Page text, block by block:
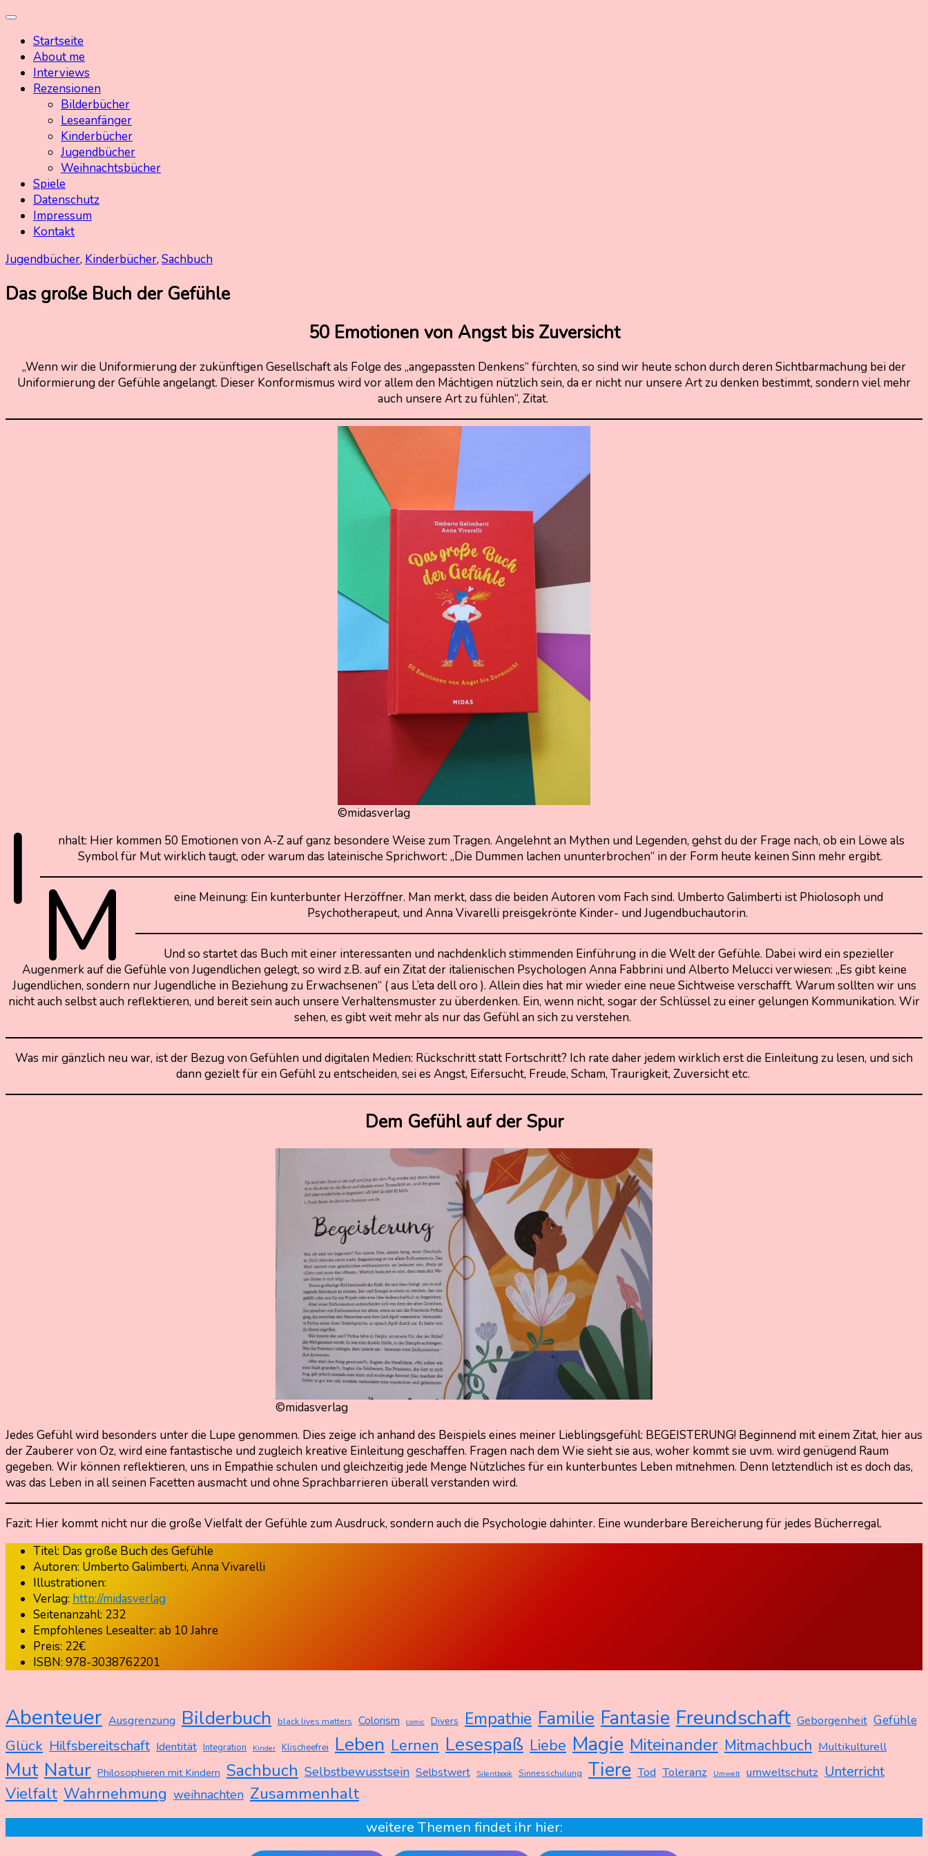
Skip
contentStartseite
About me
Interviews
Rezensionen
Bilderbücher
Leseanfänger
Kinderbücher
Jugendbücher
Weihnachtsbücher
Spiele
Datenschutz
Impressum
Kontakt
Jugendbücher, Kinderbücher, Sachbuch
Das große Buch der Gefühle
202228.
April
2022
50 Emotionen von Angst bis Zuversicht
„Wenn wir die Uniformierung der zukünftigen Gesellschaft als Folge des „angepassten Denkens“ fürchten, so sind wir heute schon durch deren Sichtbarmachung bei der
Uniformierung der Gefühle angelangt. Dieser Konformismus wird vor allem den Mächtigen nützlich sein, da er nicht nur unsere Art zu denken bestimmt, sondern viel mehr
auch unsere Art zu fühlen“, Zitat.
©midasverlag
I
nhalt: Hier kommen 50 Emotionen von A-Z auf ganz besondere Weise zum Tragen. Angelehnt an Mythen und Legenden, gehst du der Frage nach, ob ein Löwe als
Symbol für Mut wirklich taugt, oder warum das lateinische Sprichwort: „Die Dummen lachen ununterbrochen“ in der Form heute keinen Sinn mehr ergibt.
M
eine Meinung: Ein kunterbunter Herzöffner. Man merkt, dass die beiden Autoren vom Fach sind. Umberto Galimberti ist Phiolosoph und
Psychotherapeut, und Anna Vivarelli preisgekrönte Kinder- und Jugendbuchautorin.
Und so startet das Buch mit einer interessanten und nachdenklich stimmenden Einführung in die Welt der Gefühle. Dabei wird ein spezieller
Augenmerk auf die Gefühle von Jugendlichen gelegt, so wird z.B. auf ein Zitat der italienischen Psychologen Anna Fabbrini und Alberto Melucci verwiesen: „Es gibt keine
Jugendlichen, sondern nur Jugendliche in Beziehung zu Erwachsenen“ ( aus L’eta dell oro ). Allein dies hat mir wieder eine neue Sichtweise verschafft. Warum sollten wir uns
nicht auch selbst auch reflektieren, und bereit sein auch unsere Verhaltensmuster zu überdenken. Ein, wenn nicht, sogar der Schlüssel zu einer gelungen Kommunikation. Wir
sehen, es gibt weit mehr als nur das Gefühl an sich zu verstehen.
Was mir gänzlich neu war, ist der Bezug von Gefühlen und digitalen Medien: Rückschritt statt Fortschritt? Ich rate daher jedem wirklich erst die Einleitung zu lesen, und sich
dann gezielt für ein Gefühl zu entscheiden, sei es Angst, Eifersucht, Freude, Scham, Traurigkeit, Zuversicht etc.
Dem Gefühl auf der Spur
©midasverlag
Jedes Gefühl wird besonders unter die Lupe genommen. Dies zeige ich anhand des Beispiels eines meiner Lieblingsgefühl: BEGEISTERUNG! Beginnend mit einem Zitat, hier aus
der Zauberer von Oz, wird eine fantastische und zugleich kreative Einleitung geschaffen. Fragen nach dem Wie sieht sie aus, woher kommt sie uvm. wird genügend Raum
gegeben. Wir können reflektieren, uns in Empathie schulen und gleichzeitig jede Menge Nützliches für ein kunterbuntes Leben mitnehmen. Denn letztendlich ist es doch das,
was das Leben in all seinen Facetten ausmacht und ohne Sprachbarrieren überall verstanden wird.
Fazit: Hier kommt nicht nur die große Vielfalt der Gefühle zum Ausdruck, sondern auch die Psychologie dahinter. Eine wunderbare Bereicherung für jedes Bücherregal.
Titel: Das große Buch des Gefühle
Autoren: Umberto Galimberti, Anna Vivarelli
Illustrationen:
Verlag: http://midasverlag
Seitenanzahl: 232
Empfohlenes Lesealter: ab 10 Jahre
Preis: 22€
ISBN: 978-3038762201
Abenteuer Ausgrenzung Bilderbuch black lives matters Colorism comic Divers Empathie Familie Fantasie Freundschaft Geborgenheit Gefühle
Glück Hilfsbereitschaft Identität Integration Kinder Klischeefrei Leben Lernen Lesespaß Liebe Magie Miteinander Mitmachbuch Multikulturell
Mut Natur Philosophieren mit Kindern Sachbuch Selbstbewusstsein Selbstwert Silentbook Sinnesschulung Tiere Tod Toleranz Umwelt umweltschutz Unterricht
Vielfalt Wahrnehmung weihnachten Zusammenhalt
weitere Themen findet ihr hier: